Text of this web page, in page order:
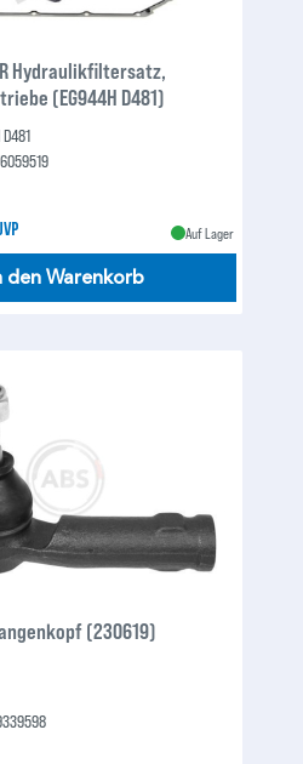
Hydraulikfiltersatz,
(EG944H D481)
Auf Lager
den Warenkorb
(230619)